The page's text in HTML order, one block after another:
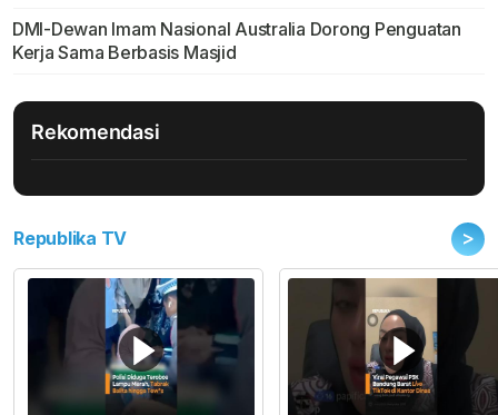
DMI-Dewan Imam Nasional Australia Dorong Penguatan
Kerja Sama Berbasis Masjid
Rekomendasi
Republika TV >